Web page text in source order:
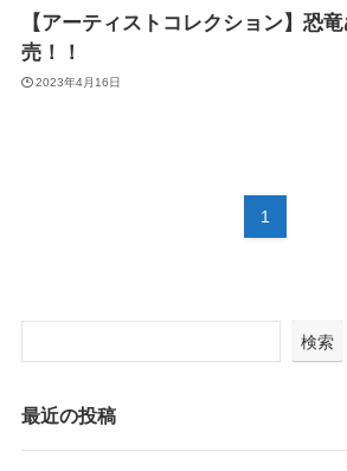
【アーティストコレクション】恐
売！！
2023年4月16日
1
検索
最近の投稿